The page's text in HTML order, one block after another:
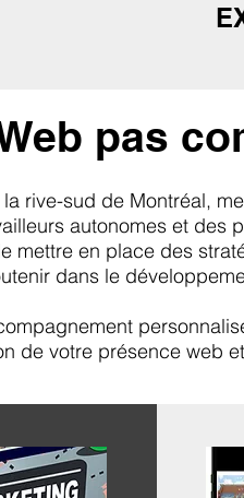
pas
rive-sud de Montréal,
autonomes et des
mettre en place des
dans le
de votre présence web